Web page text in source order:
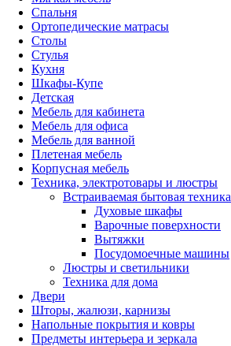
Спальня
Ортопедические матрасы
Столы
Стулья
Кухня
Шкафы-Купе
Детская
Мебель для кабинета
Мебель для офиса
Мебель для ванной
Плетеная мебель
Корпусная мебель
Техника, электротовары и люстры
Встраиваемая бытовая техника
Духовые шкафы
Варочные поверхности
Вытяжки
Посудомоечные машины
Люстры и светильники
Техника для дома
Двери
Шторы, жалюзи, карнизы
Напольные покрытия и ковры
Предметы интерьера и зеркала